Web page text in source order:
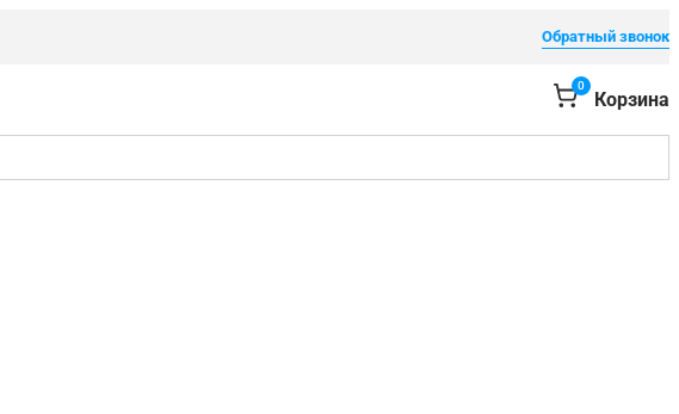
Обратный звонок
0
Корзина